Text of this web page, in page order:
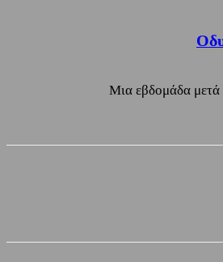
Μια εβδομάδα μετά